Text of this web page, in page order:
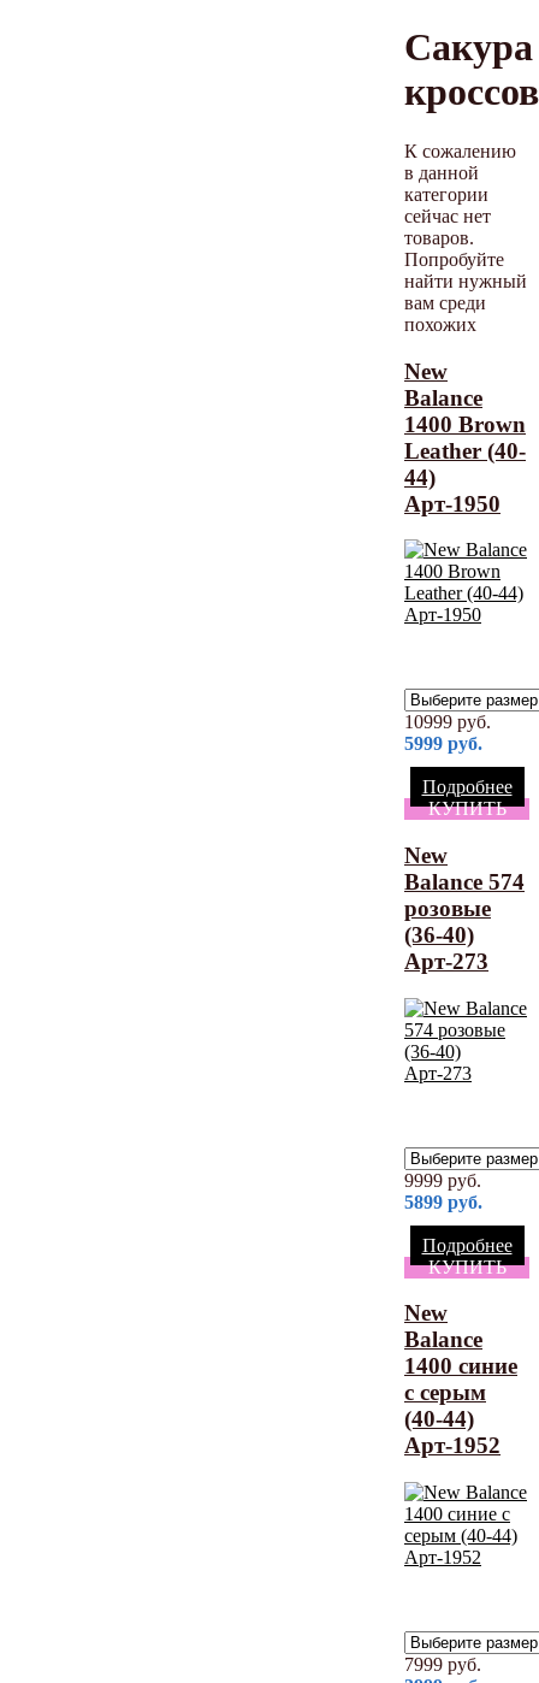
Сакура
К сожалению
в данной
категории
сейчас нет
товаров.
Попробуйте
найти нужный
вам среди
похожих
New
Balance
1400 Brown
Leather (40-
44)
Арт-1950
10999 руб.
5999 руб.
Подробнее
КУПИТЬ
New
Balance 574
розовые
(36-40)
Арт-273
9999 руб.
5899 руб.
Подробнее
КУПИТЬ
New
Balance
1400 синие
с серым
(40-44)
Арт-1952
7999 руб.